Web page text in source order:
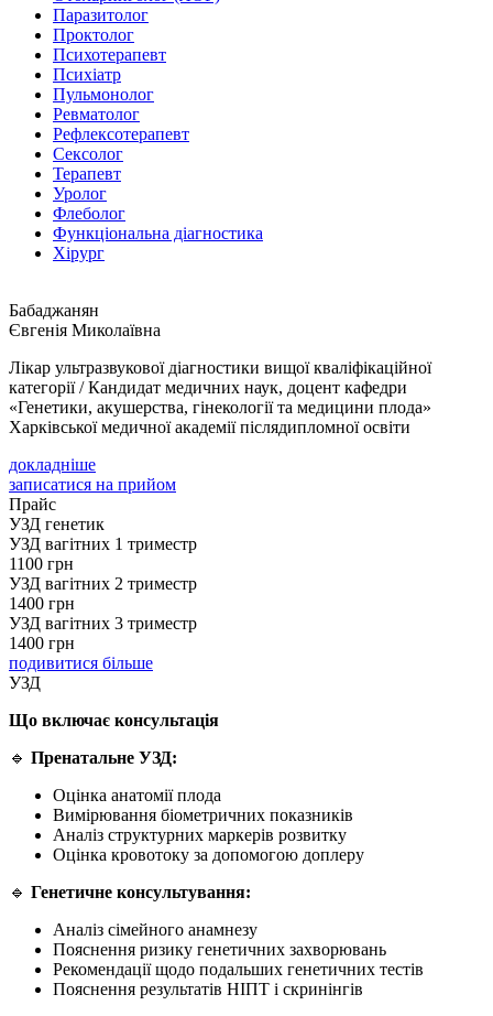
Паразитолог
Проктолог
Психотерапевт
Психіатр
Пульмонолог
Ревматолог
Рефлексотерапевт
Сексолог
Терапевт
Уролог
Флеболог
Функціональна діагностика
Хірург
Бабаджанян
Євгенія Миколаївна
Лікар ультразвукової діагностики вищої кваліфікаційної
категорії / Кандидат медичних наук, доцент кафедри
«Генетики, акушерства, гінекології та медицини плода»
Харківської медичної академії післядипломної освіти
докладніше
записатися на прийом
Прайс
УЗД генетик
УЗД вагітних 1 триместр
1100 грн
УЗД вагітних 2 триместр
1400 грн
УЗД вагітних 3 триместр
1400 грн
подивитися більше
УЗД
Що включає консультація
🔹 Пренатальне УЗД:
Оцінка анатомії плода
Вимірювання біометричних показників
Аналіз структурних маркерів розвитку
Оцінка кровотоку за допомогою доплеру
🔹 Генетичне консультування:
Аналіз сімейного анамнезу
Пояснення ризику генетичних захворювань
Рекомендації щодо подальших генетичних тестів
Пояснення результатів НІПТ і скринінгів